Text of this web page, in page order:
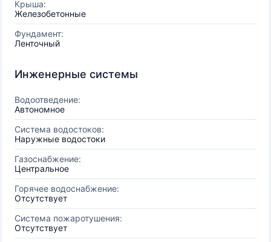
Крыша:
Железобетонные
Фундамент:
Ленточный
Инженерные системы
Водоотведение:
Автономное
Система водостоков:
Наружные водостоки
Газоснабжение:
Центральное
Горячее водоснабжение:
Отсутствует
Система пожаротушения:
Отсутствует